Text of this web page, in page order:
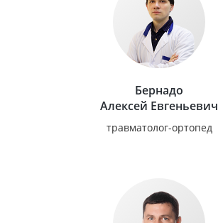
Бернадо
Алексей Евгеньевич
травматолог-ортопед